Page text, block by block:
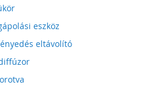
eszköz
eltávolító